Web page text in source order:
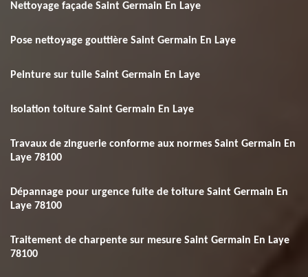
Nettoyage façade Saint Germain En Laye
Pose nettoyage gouttière Saint Germain En Laye
Peinture sur tuile Saint Germain En Laye
Isolation toiture Saint Germain En Laye
Travaux de zinguerie conforme aux normes Saint Germain En
Laye 78100
Dépannage pour urgence fuite de toiture Saint Germain En
Laye 78100
Traitement de charpente sur mesure Saint Germain En Laye
78100